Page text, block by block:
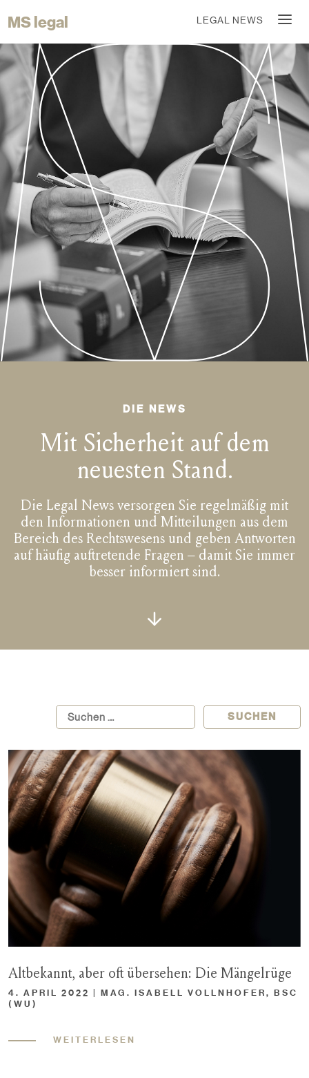
MS legal LEGAL NEWS
DIE NEWS
Mit Sicherheit auf dem
neuesten Stand.
Die Legal News versorgen Sie regelmäßig mit
den Informationen und Mitteilungen aus dem
Bereich des Rechtswesens und geben Antworten
auf häufig auftretende Fragen – damit Sie immer
besser informiert sind.
Suchen:
Altbekannt, aber oft übersehen: Die Mängelrüge
4. APRIL 2022 | MAG. ISABELL VOLLNHOFER, BSC
(WU)
WEITERLESEN